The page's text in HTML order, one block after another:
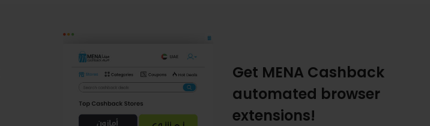
Get MENA Cashback
automated browser
extensions!